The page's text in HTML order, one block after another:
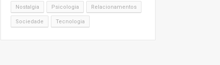
Nostalgia Psicologia Relacionamentos
Sociedade Tecnologia